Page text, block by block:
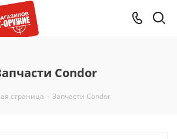
Condor
страница - Запчасти Condor